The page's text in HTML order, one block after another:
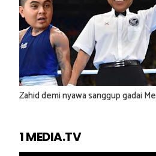
Zahid demi nyawa sanggup gadai
1 MEDIA.TV